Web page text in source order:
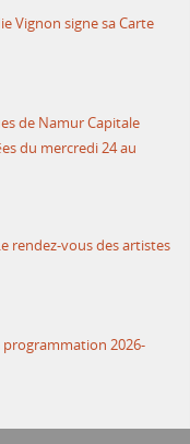
Vignon signe sa Carte
de Namur Capitale
du mercredi 24 au
rendez-vous des artistes
programmation 2026-